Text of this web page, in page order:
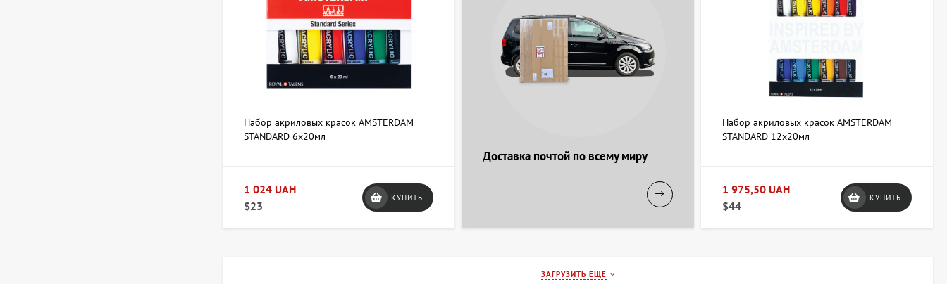
Набор акриловых красок AMSTERDAM
STANDARD 6х20мл
1 024 UAH
$23
КУПИТЬ
Доставка почтой по всему миру
Набор акриловых красок AMSTERDAM
STANDARD 12х20мл
1 975,50 UAH
$44
КУПИТЬ
ЗАГРУЗИТЬ ЕЩЕ